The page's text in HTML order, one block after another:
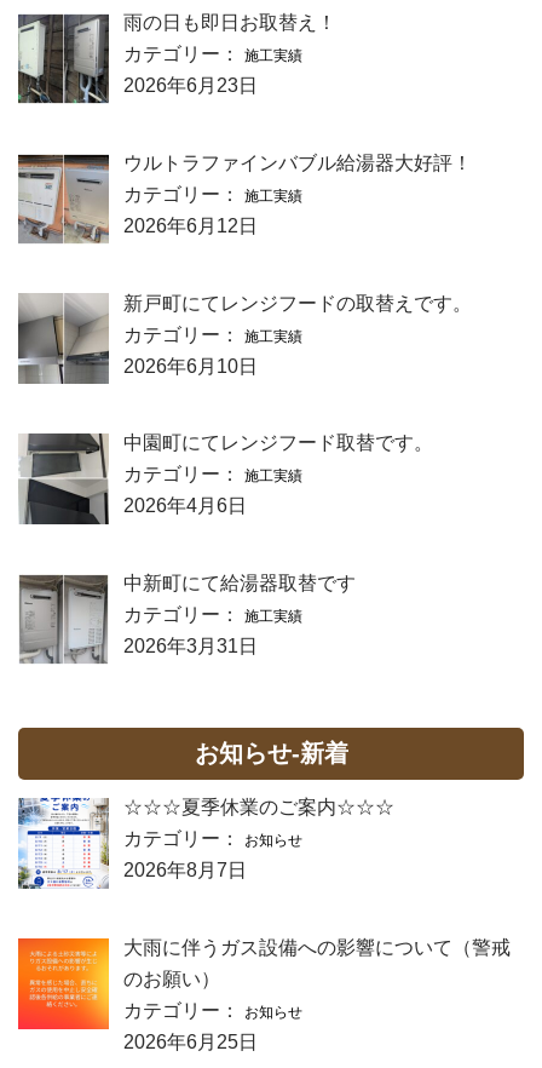
雨の日も即日お取替え！
カテゴリー：
施工実績
2026年6月23日
ウルトラファインバブル給湯器大好評！
カテゴリー：
施工実績
2026年6月12日
新戸町にてレンジフードの取替えです。
カテゴリー：
施工実績
2026年6月10日
中園町にてレンジフード取替です。
カテゴリー：
施工実績
2026年4月6日
中新町にて給湯器取替です
カテゴリー：
施工実績
2026年3月31日
お知らせ-新着
☆☆☆夏季休業のご案内☆☆☆
カテゴリー：
お知らせ
2026年8月7日
大雨に伴うガス設備への影響について（警戒
のお願い）
カテゴリー：
お知らせ
2026年6月25日